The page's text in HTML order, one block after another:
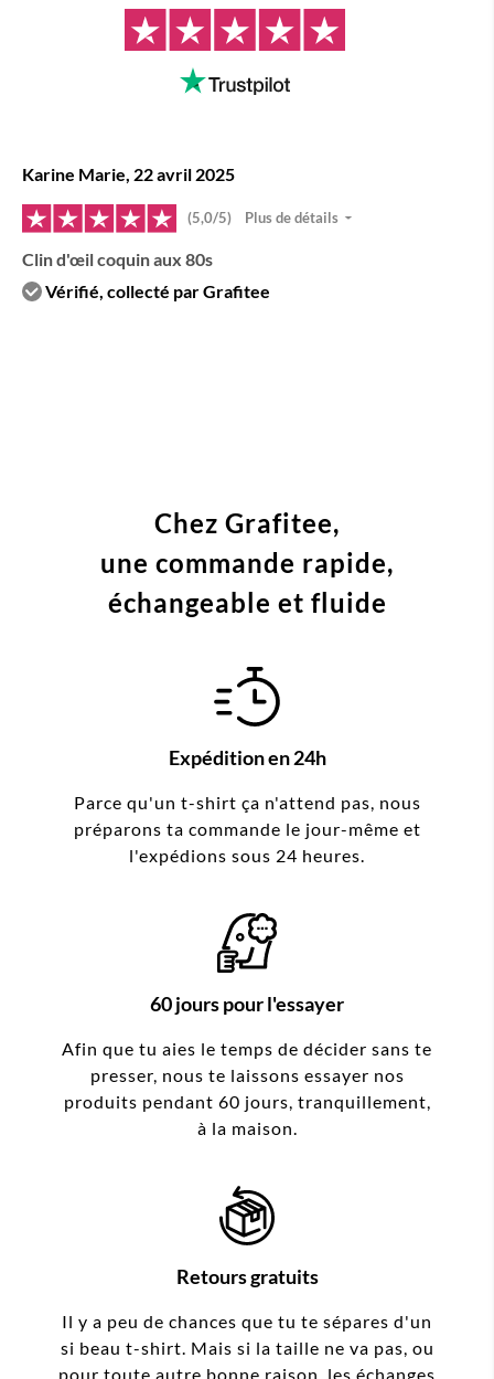
Karine Marie, 22 avril 2025
(5,0/5) Plus de détails
Clin d'œil coquin aux 80s
Vérifié, collecté par Grafitee
Chez Grafitee,
une commande rapide,
échangeable et fluide
Expédition en 24h
Parce qu'un t-shirt ça n'attend pas, nous
préparons ta commande le jour-même et
l'expédions sous 24 heures.
60 jours pour l'essayer
Afin que tu aies le temps de décider sans te
presser, nous te laissons essayer nos
produits pendant 60 jours, tranquillement,
à la maison.
Retours gratuits
Il y a peu de chances que tu te sépares d'un
si beau t-shirt. Mais si la taille ne va pas, ou
pour toute autre bonne raison, les échanges